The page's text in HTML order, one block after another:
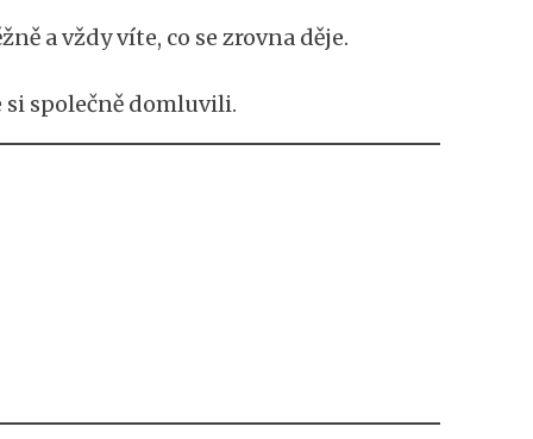
a vždy víte, co se zrovna děje.
si společně domluvili.